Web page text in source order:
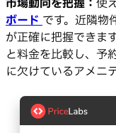
ボード です。近隣物
が正確に把握できま
と料金を比較し、予
に欠けているアメニ